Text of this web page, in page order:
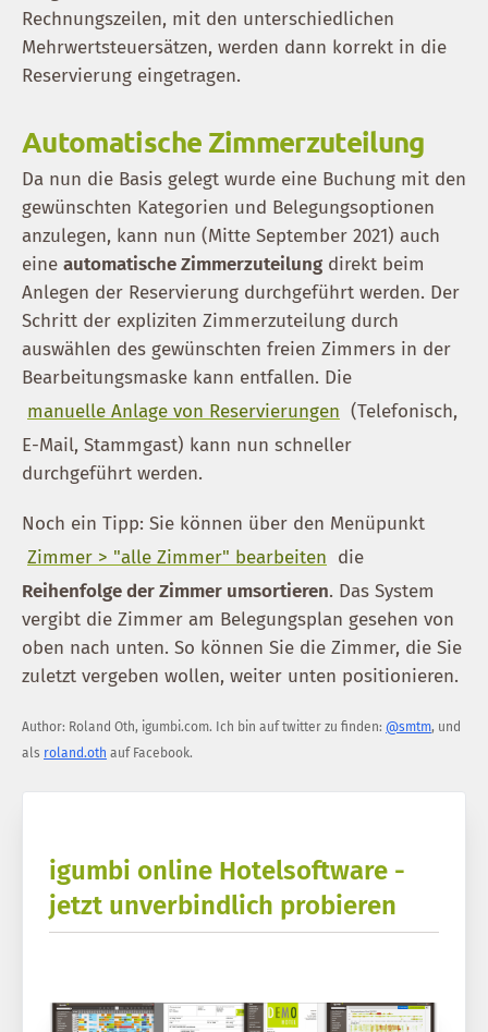
Rechnungszeilen, mit den unterschiedlichen
Mehrwertsteuersätzen, werden dann korrekt in die
Reservierung eingetragen.
Automatische Zimmerzuteilung
Da nun die Basis gelegt wurde eine Buchung mit den
gewünschten Kategorien und Belegungsoptionen
anzulegen, kann nun (Mitte September 2021) auch
eine automatische Zimmerzuteilung direkt beim
Anlegen der Reservierung durchgeführt werden. Der
Schritt der expliziten Zimmerzuteilung durch
auswählen des gewünschten freien Zimmers in der
Bearbeitungsmaske kann entfallen. Die
manuelle Anlage von Reservierungen (Telefonisch,
E-Mail, Stammgast) kann nun schneller
durchgeführt werden.
Noch ein Tipp: Sie können über den Menüpunkt
Zimmer > "alle Zimmer" bearbeiten die
Reihenfolge der Zimmer umsortieren. Das System
vergibt die Zimmer am Belegungsplan gesehen von
oben nach unten. So können Sie die Zimmer, die Sie
zuletzt vergeben wollen, weiter unten positionieren.
Author: Roland Oth, igumbi.com. Ich bin auf twitter zu finden: @smtm, und
als roland.oth auf Facebook.
igumbi online Hotelsoftware -
jetzt unverbindlich probieren